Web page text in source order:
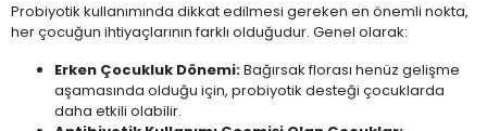
Probiyotik kullanımında dikkat edilmesi gereken en önemli nokta,
her çocuğun ihtiyaçlarının farklı olduğudur. Genel olarak:
Erken Çocukluk Dönemi:Bağırsak florası henüz gelişme
aşamasında olduğu için, probiyotik desteği çocuklarda
daha etkili olabilir.